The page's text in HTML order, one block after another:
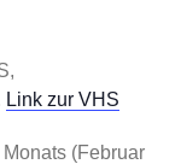
Link zur VHS
(Februar